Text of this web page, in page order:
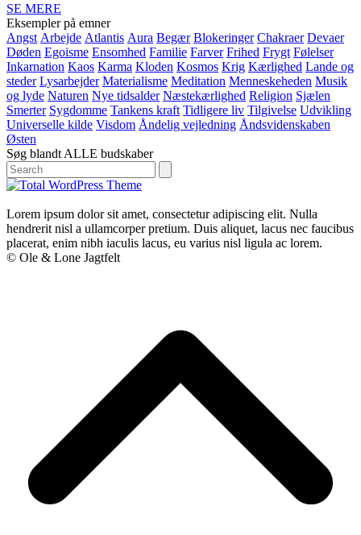
SE MERE
Eksempler på emner
Angst Arbejde Atlantis Aura Begær Blokeringer Chakraer Devaer
Døden Egoisme Ensomhed Familie Farver Frihed Frygt Følelser
Inkarnation Kaos Karma Kloden Kosmos Krig Kærlighed Lande og
steder Lysarbejder Materialisme Meditation Menneskeheden Musik
og lyde Naturen Nye tidsalder Næstekærlighed Religion Sjælen
Smerter Sygdomme Tankens kraft Tidligere liv Tilgivelse Udvikling
Universelle kilde Visdom Åndelig vejledning Åndsvidenskaben
Østen
Søg blandt ALLE budskaber
Search
Lorem ipsum dolor sit amet, consectetur adipiscing elit. Nulla
hendrerit nisl a ullamcorper pretium. Duis aliquet, lacus nec faucibus
placerat, enim nibh iaculis lacus, eu varius nisl ligula ac lorem.
© Ole & Lone Jagtfelt